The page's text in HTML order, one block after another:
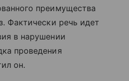
преимущества
Фактически речь идет
в нарушении
проведения
он.